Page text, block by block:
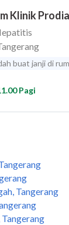
Tangerang